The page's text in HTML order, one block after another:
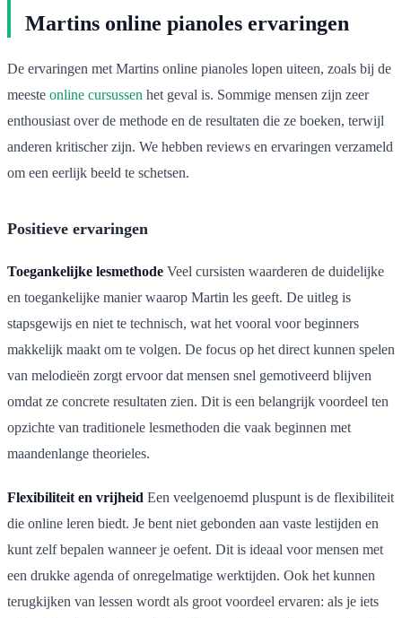
Martins online pianoles ervaringen
De ervaringen met Martins online pianoles lopen uiteen, zoals bij de
meeste online cursussen het geval is. Sommige mensen zijn zeer
enthousiast over de methode en de resultaten die ze boeken, terwijl
anderen kritischer zijn. We hebben reviews en ervaringen verzameld
om een eerlijk beeld te schetsen.
Positieve ervaringen
Toegankelijke lesmethode Veel cursisten waarderen de duidelijke
en toegankelijke manier waarop Martin les geeft. De uitleg is
stapsgewijs en niet te technisch, wat het vooral voor beginners
makkelijk maakt om te volgen. De focus op het direct kunnen spelen
van melodieën zorgt ervoor dat mensen snel gemotiveerd blijven
omdat ze concrete resultaten zien. Dit is een belangrijk voordeel ten
opzichte van traditionele lesmethoden die vaak beginnen met
maandenlange theorieles.
Flexibiliteit en vrijheid Een veelgenoemd pluspunt is de flexibiliteit
die online leren biedt. Je bent niet gebonden aan vaste lestijden en
kunt zelf bepalen wanneer je oefent. Dit is ideaal voor mensen met
een drukke agenda of onregelmatige werktijden. Ook het kunnen
terugkijken van lessen wordt als groot voordeel ervaren: als je iets